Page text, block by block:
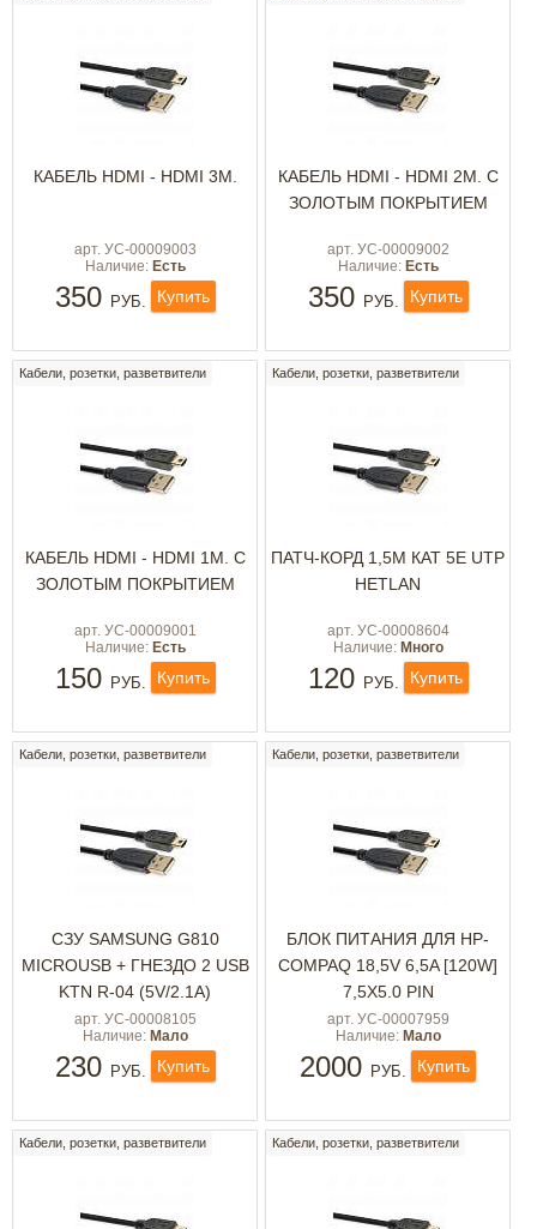
КАБЕЛЬ HDMI - HDMI 3М.
арт. УС-00009003
Наличие: Есть
350 РУБ. Купить
КАБЕЛЬ HDMI - HDMI 2М. С
ЗОЛОТЫМ ПОКРЫТИЕМ
арт. УС-00009002
Наличие: Есть
350 РУБ. Купить
Кабели, розетки, разветвители
КАБЕЛЬ HDMI - HDMI 1М. С
ЗОЛОТЫМ ПОКРЫТИЕМ
арт. УС-00009001
Наличие: Есть
150 РУБ. Купить
Кабели, розетки, разветвители
ПАТЧ-КОРД 1,5M КАТ 5E UTP
HETLAN
арт. УС-00008604
Наличие: Много
120 РУБ. Купить
Кабели, розетки, разветвители
СЗУ SAMSUNG G810
MICROUSB + ГНЕЗДО 2 USB
KTN R-04 (5V/2.1A)
арт. УС-00008105
Наличие: Мало
230 РУБ. Купить
Кабели, розетки, разветвители
БЛОК ПИТАНИЯ ДЛЯ HP-
COMPAQ 18,5V 6,5A [120W]
7,5X5.0 PIN
арт. УС-00007959
Наличие: Мало
2000 РУБ. Купить
Кабели, розетки, разветвители Кабели, розетки, разветвители